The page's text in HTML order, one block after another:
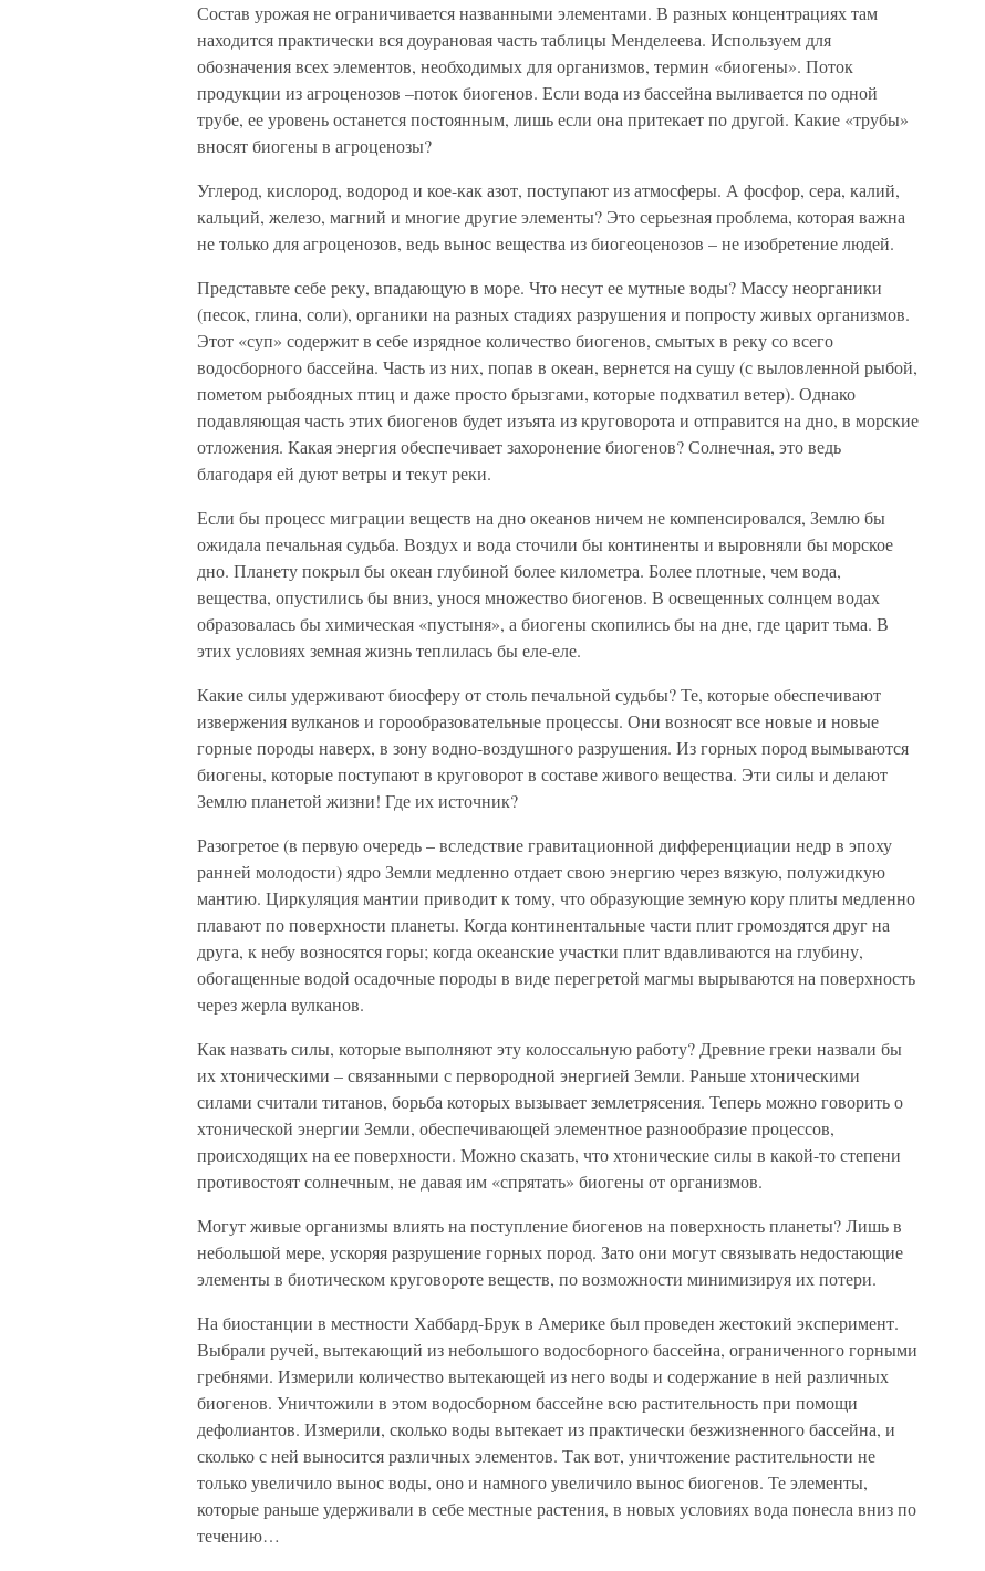
Состав урожая не ограничивается названными элементами. В разных концентрациях там
находится практически вся доурановая часть таблицы Менделеева. Используем для
обозначения всех элементов, необходимых для организмов, термин «биогены». Поток
продукции из агроценозов –поток биогенов. Если вода из бассейна выливается по одной
трубе, ее уровень останется постоянным, лишь если она притекает по другой. Какие «трубы»
вносят биогены в агроценозы?
Углерод, кислород, водород и кое-как азот, поступают из атмосферы. А фосфор, сера, калий,
кальций, железо, магний и многие другие элементы? Это серьезная проблема, которая важна
не только для агроценозов, ведь вынос вещества из биогеоценозов – не изобретение людей.
Представьте себе реку, впадающую в море. Что несут ее мутные воды? Массу неорганики
(песок, глина, соли), органики на разных стадиях разрушения и попросту живых организмов.
Этот «суп» содержит в себе изрядное количество биогенов, смытых в реку со всего
водосборного бассейна. Часть из них, попав в океан, вернется на сушу (с выловленной рыбой,
пометом рыбоядных птиц и даже просто брызгами, которые подхватил ветер). Однако
подавляющая часть этих биогенов будет изъята из круговорота и отправится на дно, в морские
отложения. Какая энергия обеспечивает захоронение биогенов? Солнечная, это ведь
благодаря ей дуют ветры и текут реки.
Если бы процесс миграции веществ на дно океанов ничем не компенсировался, Землю бы
ожидала печальная судьба. Воздух и вода сточили бы континенты и выровняли бы морское
дно. Планету покрыл бы океан глубиной более километра. Более плотные, чем вода,
вещества, опустились бы вниз, унося множество биогенов. В освещенных солнцем водах
образовалась бы химическая «пустыня», а биогены скопились бы на дне, где царит тьма. В
этих условиях земная жизнь теплилась бы еле-еле.
Какие силы удерживают биосферу от столь печальной судьбы? Те, которые обеспечивают
извержения вулканов и горообразовательные процессы. Они возносят все новые и новые
горные породы наверх, в зону водно-воздушного разрушения. Из горных пород вымываются
биогены, которые поступают в круговорот в составе живого вещества. Эти силы и делают
Землю планетой жизни! Где их источник?
Разогретое (в первую очередь – вследствие гравитационной дифференциации недр в эпоху
ранней молодости) ядро Земли медленно отдает свою энергию через вязкую, полужидкую
мантию. Циркуляция мантии приводит к тому, что образующие земную кору плиты медленно
плавают по поверхности планеты. Когда континентальные части плит громоздятся друг на
друга, к небу возносятся горы; когда океанские участки плит вдавливаются на глубину,
обогащенные водой осадочные породы в виде перегретой магмы вырываются на поверхность
через жерла вулканов.
Как назвать силы, которые выполняют эту колоссальную работу? Древние греки назвали бы
их хтоническими – связанными с первородной энергией Земли. Раньше хтоническими
силами считали титанов, борьба которых вызывает землетрясения. Теперь можно говорить о
хтонической энергии Земли, обеспечивающей элементное разнообразие процессов,
происходящих на ее поверхности. Можно сказать, что хтонические силы в какой-то степени
противостоят солнечным, не давая им «спрятать» биогены от организмов.
Могут живые организмы влиять на поступление биогенов на поверхность планеты? Лишь в
небольшой мере, ускоряя разрушение горных пород. Зато они могут связывать недостающие
элементы в биотическом круговороте веществ, по возможности минимизируя их потери.
На биостанции в местности Хаббард-Брук в Америке был проведен жестокий эксперимент.
Выбрали ручей, вытекающий из небольшого водосборного бассейна, ограниченного горными
гребнями. Измерили количество вытекающей из него воды и содержание в ней различных
биогенов. Уничтожили в этом водосборном бассейне всю растительность при помощи
дефолиантов. Измерили, сколько воды вытекает из практически безжизненного бассейна, и
сколько с ней выносится различных элементов. Так вот, уничтожение растительности не
только увеличило вынос воды, оно и намного увеличило вынос биогенов. Те элементы,
которые раньше удерживали в себе местные растения, в новых условиях вода понесла вниз по
течению…